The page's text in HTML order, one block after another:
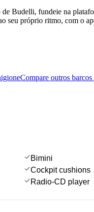
Budelli, fundeie na
seu próprio ritmo, com o
Compare outros barcos
Bimini
Cockpit cushions
Radio-CD player